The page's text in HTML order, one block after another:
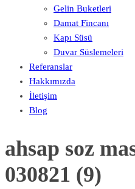
Gelin Buketleri
Damat Fincanı
Kapı Süsü
Duvar Süslemeleri
Referanslar
Hakkımızda
İletişim
Blog
ahsap soz
030821 (9)